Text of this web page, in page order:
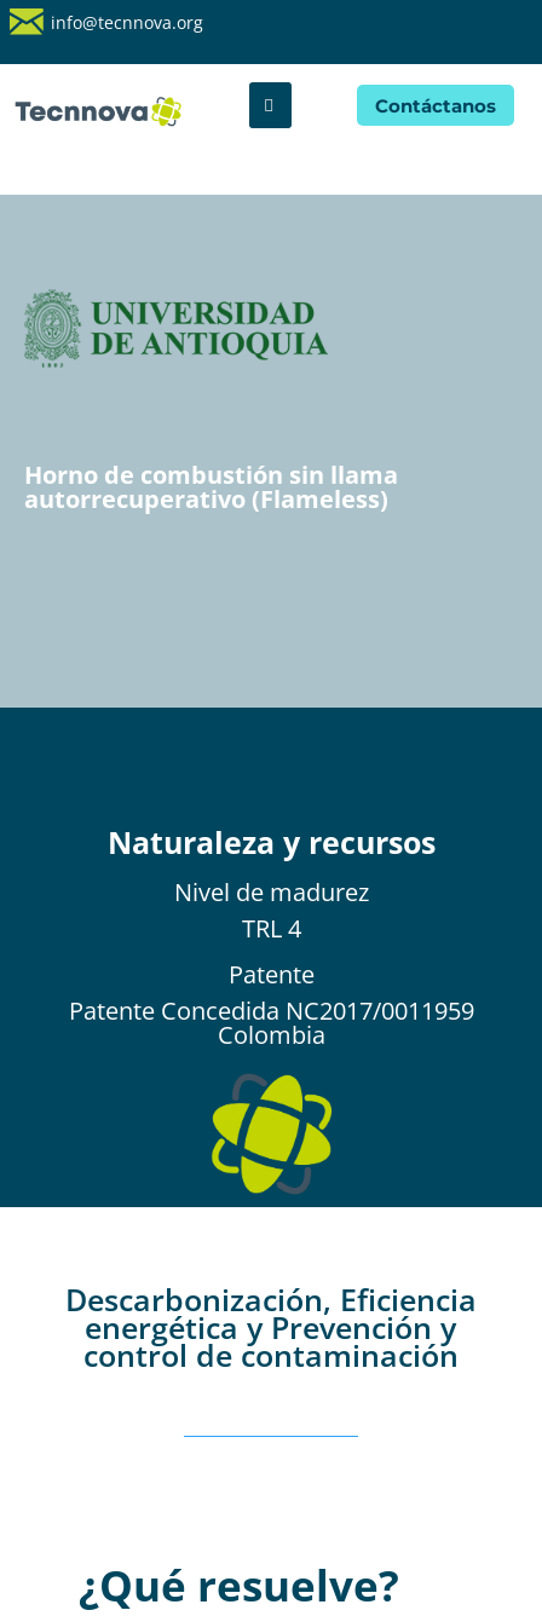
info@tecnnova.org
Contáctanos
Horno de combustión sin llama
autorrecuperativo (Flameless)
Naturaleza y recursos
Nivel de madurez
TRL 4
Patente
Patente Concedida NC2017/0011959
Colombia
Descarbonización, Eficiencia
energética y Prevención y
control de contaminación
¿Qué resuelve?